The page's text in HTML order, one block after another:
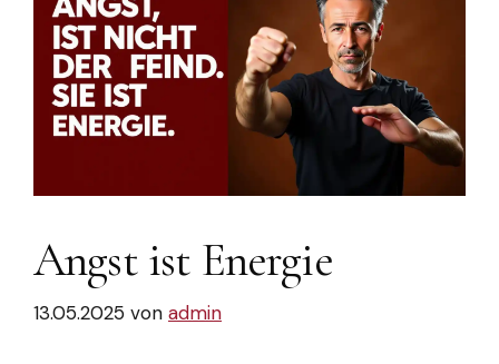
Angst ist Energie
13.05.2025 von admin